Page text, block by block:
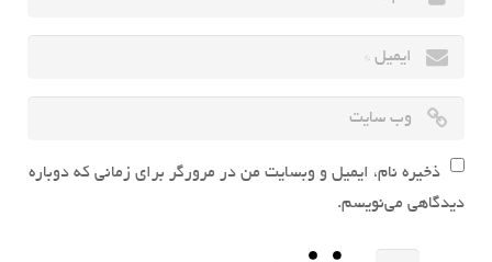
ذخیره نام، ایمیل و وبسایت من در مرورگر برای زمانی که دوباره
دیدگاهی می‌نویسم.